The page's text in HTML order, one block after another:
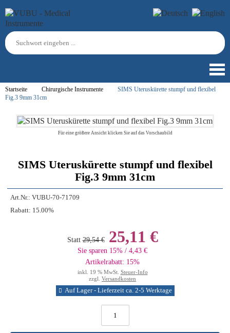
Startseite Chirurgische Instrumente
SIMS Uteruskürette stumpf und flexibel
Fig.3 9mm 31cm
Für eine größere Ansicht klicken Sie auf das Vorschaubild
SIMS Uteruskürette stumpf und flexibel
Fig.3 9mm 31cm
Art.Nr.: VUBU-70-71709
Rabatt: 15.00%
Statt 29,54 €25,11 €
Sie sparen 15% / 4,43 €
Artikelrabatt: 15%
inkl. 19 % MwSt. Steuer-Info
zzgl. Versandkosten
Auf Lager - Lieferzeit ca. 2-5 Werktage